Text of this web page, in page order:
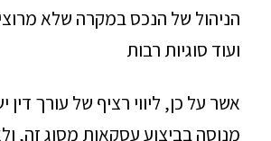
הניהול של הנכס במקרה שלא
ועוד סוגיות רבות
אשר על כן, ליווי רציף של עורך דין
מנוסה בביצוע עסקאות מסוג זה,